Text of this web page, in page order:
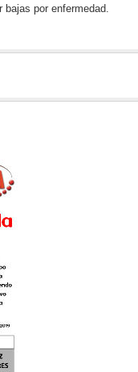
bajas por enfermedad.